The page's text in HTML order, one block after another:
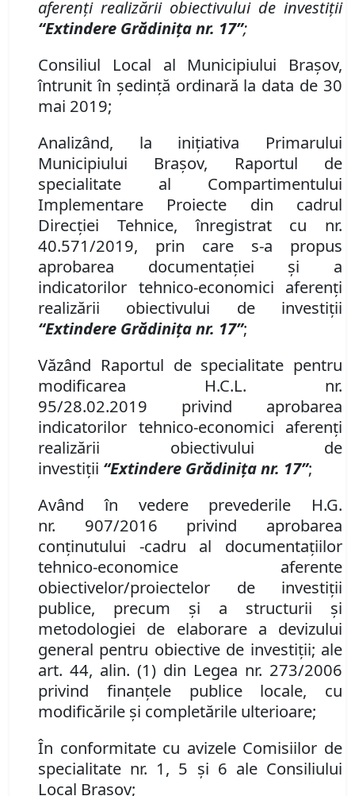
aferenţi realizării obiectivului de investiţii
“Extindere Grădiniţa nr. 17”;
Consiliul Local al Municipiului Brașov,
întrunit în ședință ordinară la data de 30
mai 2019;
Analizând, la iniţiativa Primarului
Municipiului Braşov, Raportul de
specialitate al Compartimentului
Implementare Proiecte din cadrul
Direcţiei Tehnice, înregistrat cu nr.
40.571/2019, prin care s-a propus
aprobarea documentaţiei şi a
indicatorilor tehnico-economici aferenţi
realizării obiectivului de investiţii
“Extindere Grădiniţa nr. 17”;
Văzând Raportul de specialitate pentru
modificarea H.C.L. nr.
95/28.02.2019 privind aprobarea
indicatorilor tehnico-economici aferenţi
realizării obiectivului de
investiţii “Extindere Grădiniţa nr. 17”;
Având în vedere prevederile H.G.
nr. 907/2016 privind aprobarea
conţinutului -cadru al documentaţiilor
tehnico-economice aferente
obiectivelor/proiectelor de investiţii
publice, precum şi a structurii şi
metodologiei de elaborare a devizului
general pentru obiective de investiţii; ale
art. 44, alin. (1) din Legea nr. 273/2006
privind finanţele publice locale, cu
modificările şi completările ulterioare;
În conformitate cu avizele Comisiilor de
specialitate nr. 1, 5 și 6 ale Consiliului
Local Brașov;